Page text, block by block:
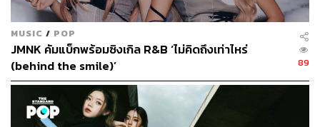
MUSIC / POP
JMNK คัมแบ็กพร้อมซิงเกิล R&B ‘ไม่คิดถึงเท่าไหร่
(behind the smile)’
89